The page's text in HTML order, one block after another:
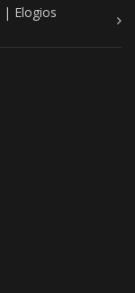
| Elogios